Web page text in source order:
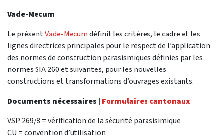
Vade-Mecum
Le présentVade-Mecumdéfinit les critères, le cadre et les
lignes directrices principales pour le respect de l’application
des normes de construction parasismiques définies par les
normes SIA 260 et suivantes, pour les nouvelles
constructions et transformations d’ouvrages existants.
Documents nécessaires | Formulaires cantonaux
VSP 269/8 = vérification de la sécurité parasisimique
CU = convention d’utilisation